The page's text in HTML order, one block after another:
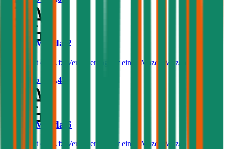
Mazda Mazda 2
Was kostet die Kfz-Versicherung für einen Mazda Mazda 2?
Prämie ab
€ 27,47
Mazda Mazda 6
Was kostet die Kfz-Versicherung für einen Mazda Mazda 6?